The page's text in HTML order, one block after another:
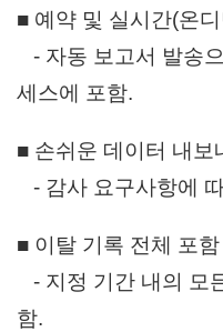
■ 예약 및 실시간(온
- 자동 보고서 발송
세스에 포함.
■ 손쉬운 데이터 내
- 감사 요구사항에
■ 이탈 기록 전체 포함
- 지정 기간 내의 모
함.